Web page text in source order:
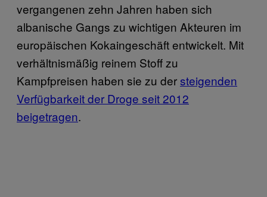
vergangenen zehn Jahren haben sich
albanische Gangs zu wichtigen Akteuren im
europäischen Kokaingeschäft entwickelt. Mit
verhältnismäßig reinem Stoff zu
Kampfpreisen haben sie zu dersteigenden
Verfügbarkeit der Droge seit 2012
beigetragen.